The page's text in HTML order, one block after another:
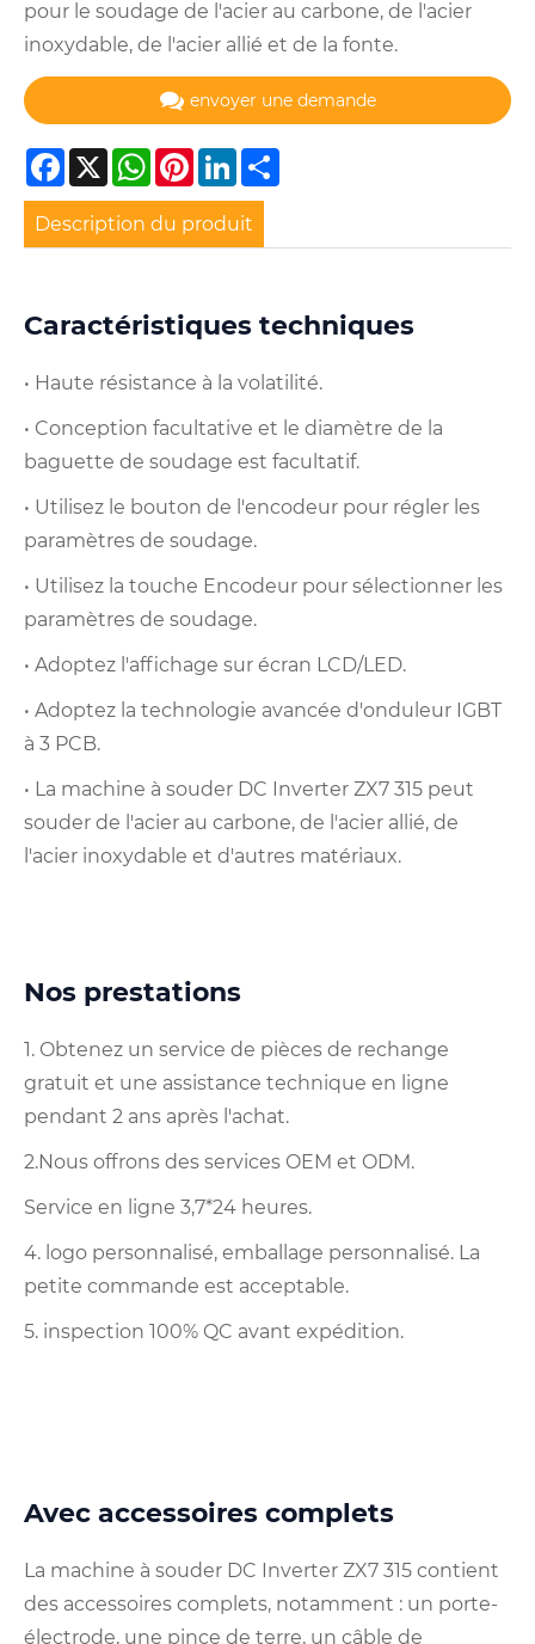
pour le soudage de l'acier au carbone, de l'acier
inoxydable, de l'acier allié et de la fonte.
envoyer une demande
Facebook
X WhatsApp
Pinterest
LinkedIn
Description du produit
Caractéristiques techniques
• Haute résistance à la volatilité.
• Conception facultative et le diamètre de la
baguette de soudage est facultatif.
• Utilisez le bouton de l'encodeur pour régler les
paramètres de soudage.
• Utilisez la touche Encodeur pour sélectionner les
paramètres de soudage.
• Adoptez l'affichage sur écran LCD/LED.
• Adoptez la technologie avancée d'onduleur IGBT
à 3 PCB.
• La machine à souder DC Inverter ZX7 315 ​​peut
souder de l'acier au carbone, de l'acier allié, de
l'acier inoxydable et d'autres matériaux.
Nos prestations
1. Obtenez un service de pièces de rechange
gratuit et une assistance technique en ligne
pendant 2 ans après l'achat.
2.Nous offrons des services OEM et ODM.
Service en ligne 3,7*24 heures.
4. logo personnalisé, emballage personnalisé. La
petite commande est acceptable.
5. inspection 100% QC avant expédition.
Avec accessoires complets
La machine à souder DC Inverter ZX7 315 ​​contient
des accessoires complets, notamment : un porte-
électrode, une pince de terre, un câble de